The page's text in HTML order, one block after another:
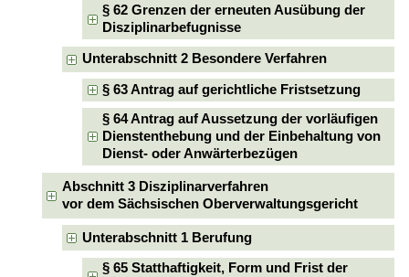
§ 62 Grenzen der erneuten Ausübung der
Disziplinarbefugnisse
Unterabschnitt 2 Besondere Verfahren
§ 63 Antrag auf gerichtliche Fristsetzung
§ 64 Antrag auf Aussetzung der vorläufigen
Dienstenthebung und der Einbehaltung von
Dienst- oder Anwärterbezügen
Abschnitt 3 Disziplinarverfahren
vor dem Sächsischen Oberverwaltungsgericht
Unterabschnitt 1 Berufung
§ 65 Statthaftigkeit, Form und Frist der